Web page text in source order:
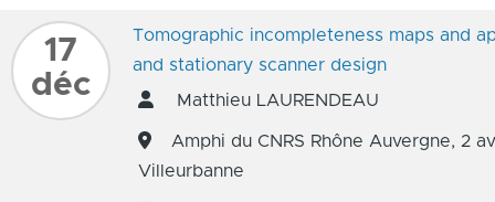
17
déc
Tomographic incompleteness maps and
and stationary scanner design
Matthieu LAURENDEAU
Amphi du CNRS Rhône Auvergne, 2
Villeurbanne